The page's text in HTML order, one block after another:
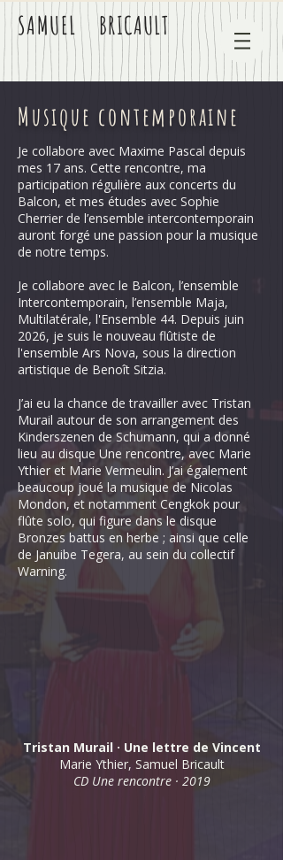
SAMUEL BRICAULT
Musique contemporaine
Je collabore avec Maxime Pascal depuis
mes 17 ans. Cette rencontre, ma
participation régulière aux concerts du
Balcon, et mes études avec Sophie
Cherrier de l’ensemble intercontemporain
auront forgé une passion pour la musique
de notre temps.
Je collabore avec le Balcon, l’ensemble
Intercontemporain, l’ensemble Maja,
Multilatérale, l'Ensemble 44. Depuis juin
2026, je suis le nouveau flûtiste de
l'ensemble Ars Nova, sous la direction
artistique de Benoît Sitzia.
J’ai eu la chance de travailler avec Tristan
Murail autour de son arrangement des
Kinderszenen de Schumann, qui a donné
lieu au disque Une rencontre, avec Marie
Ythier et Marie Vermeulin. J’ai également
beaucoup joué la musique de Nicolas
Mondon, et notamment Cengkok pour
flûte solo, qui figure dans le disque
Bronzes battus en herbe ; ainsi que celle
de Januibe Tegera, au sein du collectif
Warning.
Tristan Murail · Une lettre de Vincent
Marie Ythier, Samuel Bricault
CD Une rencontre · 2019